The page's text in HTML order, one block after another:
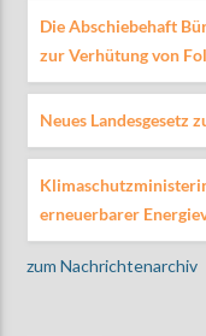
Die Abschiebehaft
zur Verhütung von
Neues Landesgesetz
erneuerbarer
zum Nachrichtenarchiv